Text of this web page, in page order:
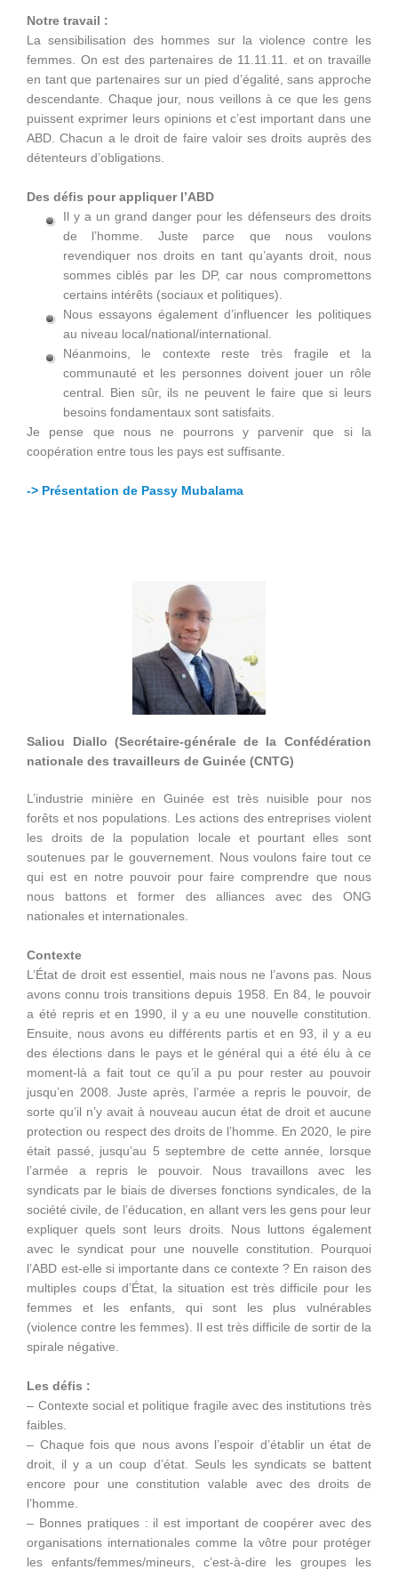
Notre travail :
La sensibilisation des hommes sur la violence contre les
femmes. On est des partenaires de 11.11.11. et on travaille
en tant que partenaires sur un pied d’égalité, sans approche
descendante. Chaque jour, nous veillons à ce que les gens
puissent exprimer leurs opinions et c’est important dans une
ABD. Chacun a le droit de faire valoir ses droits auprès des
détenteurs d’obligations.
Des défis pour appliquer l’ABD
Il y a un grand danger pour les défenseurs des droits
de l’homme. Juste parce que nous voulons
revendiquer nos droits en tant qu’ayants droit, nous
sommes ciblés par les DP, car nous compromettons
certains intérêts (sociaux et politiques).
Nous essayons également d’influencer les politiques
au niveau local/national/international.
Néanmoins, le contexte reste très fragile et la
communauté et les personnes doivent jouer un rôle
central. Bien sûr, ils ne peuvent le faire que si leurs
besoins fondamentaux sont satisfaits.
Je pense que nous ne pourrons y parvenir que si la
coopération entre tous les pays est suffisante.
-> Présentation de Passy Mubalama
Saliou Diallo (Secrétaire-générale de la Confédération
nationale des travailleurs de Guinée (CNTG)
L’industrie minière en Guinée est très nuisible pour nos
forêts et nos populations. Les actions des entreprises violent
les droits de la population locale et pourtant elles sont
soutenues par le gouvernement. Nous voulons faire tout ce
qui est en notre pouvoir pour faire comprendre que nous
nous battons et former des alliances avec des ONG
nationales et internationales.
Contexte
L’État de droit est essentiel, mais nous ne l’avons pas. Nous
avons connu trois transitions depuis 1958. En 84, le pouvoir
a été repris et en 1990, il y a eu une nouvelle constitution.
Ensuite, nous avons eu différents partis et en 93, il y a eu
des élections dans le pays et le général qui a été élu à ce
moment-là a fait tout ce qu’il a pu pour rester au pouvoir
jusqu’en 2008. Juste après, l’armée a repris le pouvoir, de
sorte qu’il n’y avait à nouveau aucun état de droit et aucune
protection ou respect des droits de l’homme. En 2020, le pire
était passé, jusqu’au 5 septembre de cette année, lorsque
l’armée a repris le pouvoir. Nous travaillons avec les
syndicats par le biais de diverses fonctions syndicales, de la
société civile, de l’éducation, en allant vers les gens pour leur
expliquer quels sont leurs droits. Nous luttons également
avec le syndicat pour une nouvelle constitution. Pourquoi
l’ABD est-elle si importante dans ce contexte ? En raison des
multiples coups d’État, la situation est très difficile pour les
femmes et les enfants, qui sont les plus vulnérables
(violence contre les femmes). Il est très difficile de sortir de la
spirale négative.
Les défis :
– Contexte social et politique fragile avec des institutions très
faibles.
– Chaque fois que nous avons l’espoir d’établir un état de
droit, il y a un coup d’état. Seuls les syndicats se battent
encore pour une constitution valable avec des droits de
l’homme.
– Bonnes pratiques : il est important de coopérer avec des
organisations internationales comme la vôtre pour protéger
les enfants/femmes/mineurs, c’est-à-dire les groupes les